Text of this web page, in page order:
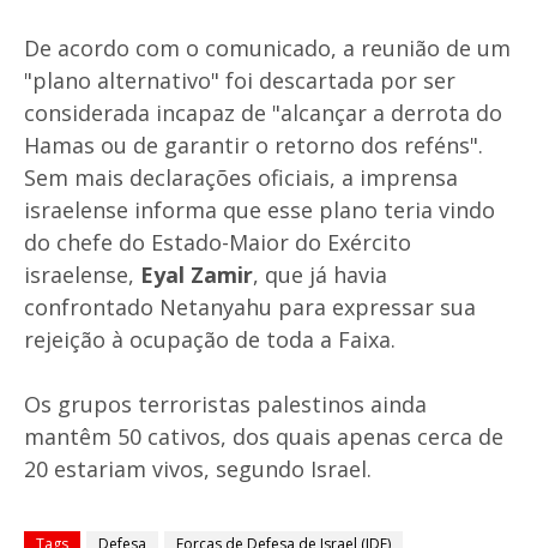
De acordo com o comunicado, a reunião de um
"plano alternativo" foi descartada por ser
considerada incapaz de "alcançar a derrota do
Hamas ou de garantir o retorno dos reféns".
Sem mais declarações oficiais, a imprensa
israelense informa que esse plano teria vindo
do chefe do Estado-Maior do Exército
israelense, Eyal Zamir, que já havia
confrontado Netanyahu para expressar sua
rejeição à ocupação de toda a Faixa.
Os grupos terroristas palestinos ainda
mantêm 50 cativos, dos quais apenas cerca de
20 estariam vivos, segundo Israel.